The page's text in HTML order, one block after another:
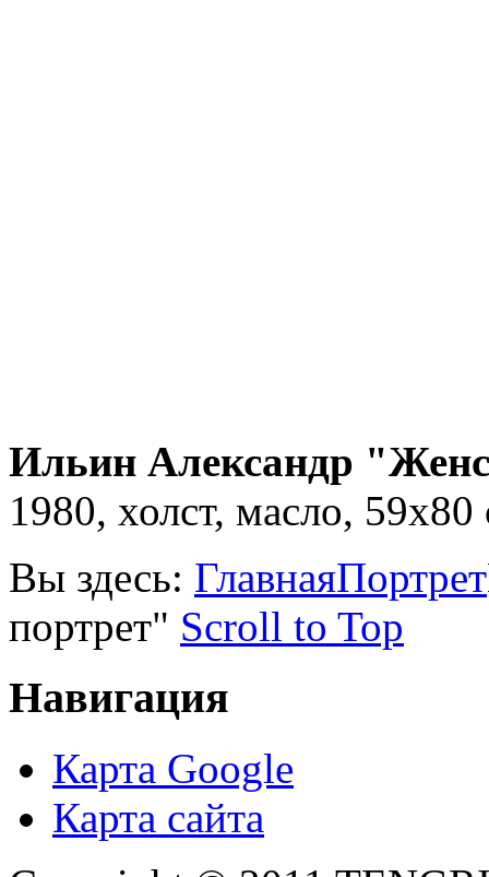
Ильин Александр
1980, холст, масло, 59х80
Вы здесь: ГлавнаяПортрет
портрет" Scroll to Top
Навигация
Карта Google
Карта сайта